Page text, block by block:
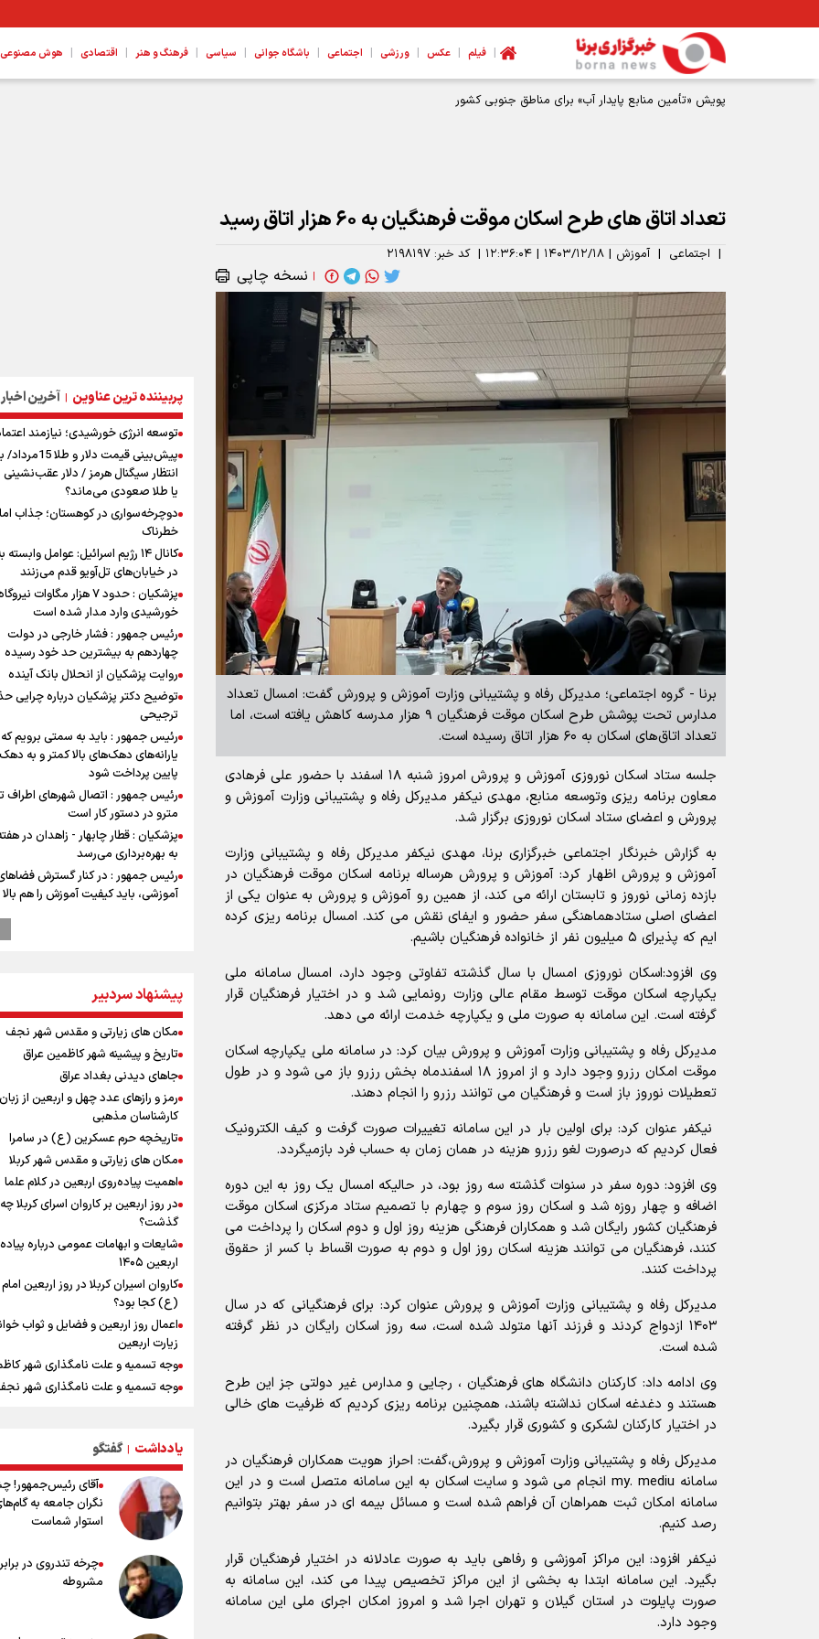
| فیلم | عکس | ورزشی | اجتماعی | باشگاه جوانی | سیاسی | فرهنگ و هنر | اقتصادی | هوش مصنوعی،
تعداد اتاق های طرح اسکان موقت فرهنگیان به ۶۰ هزار اتاق رسید
| اجتماعی | آموزش | ۱۴۰۳/۱۲/۱۸ | ۱۲:۳۶:۰۴ | کد خبر: ۲۱۹۸۱۹۷
| نسخه چاپی
برنا - گروه اجتماعی؛ مدیرکل رفاه و پشتیبانی وزارت آموزش و پرورش گفت: امسال تعداد
مدارس تحت پوشش طرح اسکان موقت فرهنگیان ۹ هزار مدرسه کاهش یافته است، اما
تعداد اتاق‌های اسکان به ۶۰ هزار اتاق رسیده است.
جلسه ستاد اسکان نوروزی آموزش و پرورش امروز شنبه ۱۸ اسفند با حضور علی فرهادی
معاون برنامه ریزی وتوسعه منابع، مهدی نیکفر مدیرکل رفاه و پشتیبانی وزارت آموزش و
پرورش و اعضای ستاد اسکان نوروزی برگزار شد.
به گزارش خبرنگار اجتماعی خبرگزاری برنا، مهدی نیکفر مدیرکل رفاه و پشتیبانی وزارت
آموزش و پرورش اظهار کرد: آموزش و پرورش هرساله برنامه اسکان موقت فرهنگیان در
بازده زمانی نوروز و تابستان ارائه می کند، از همین رو آموزش و پرورش به عنوان یکی از
اعضای اصلی ستادهماهنگی سفر حضور و ایفای نقش می کند. امسال برنامه ریزی کرده
ایم که پذیرای ۵ میلیون نفر از خانواده فرهنگیان باشیم.
وی افزود:اسکان نوروزی امسال با سال گذشته تفاوتی وجود دارد، امسال سامانه ملی
یکپارچه اسکان موقت توسط مقام عالی وزارت رونمایی شد و در اختیار فرهنگیان قرار
گرفته است. این سامانه به صورت ملی و یکپارچه خدمت ارائه می دهد.
مدیرکل رفاه و پشتیبانی وزارت آموزش و پرورش بیان کرد: در سامانه ملی یکپارچه اسکان
موقت امکان رزرو وجود دارد و از امروز ۱۸ اسفندماه بخش رزرو باز می شود و در طول
تعطیلات نوروز باز است و فرهنگیان می توانند رزرو را انجام دهند.
نیکفر عنوان کرد: برای اولین بار در این سامانه تغییرات صورت گرفت و کیف الکترونیک
فعال کردیم که درصورت لغو رزرو هزینه در همان زمان به حساب فرد بازمیگردد.
وی افزود: دوره سفر در سنوات گذشته سه روز بود، در حالیکه امسال یک روز به این دوره
اضافه و چهار روزه شد و اسکان روز سوم و چهارم با تصمیم ستاد مرکزی اسکان موقت
فرهنگیان کشور رایگان شد و همکاران فرهنگی هزینه روز اول و دوم اسکان را پرداخت می
کنند، فرهنگیان می توانند هزینه اسکان روز اول و دوم به صورت اقساط با کسر از حقوق
پرداخت کنند.
مدیرکل رفاه و پشتیبانی وزارت آموزش و پرورش عنوان کرد: برای فرهنگیانی که در سال
۱۴۰۳ ازدواج کردند و فرزند آنها متولد شده است، سه روز اسکان رایگان در نظر گرفته
شده است.
وی ادامه داد: کارکنان دانشگاه های فرهنگیان ، رجایی و مدارس غیر دولتی جز این طرح
هستند و دغدغه اسکان نداشته باشند، همچنین برنامه ریزی کردیم که ظرفیت های خالی
در اختیار کارکنان لشکری و کشوری قرار بگیرد.
مدیرکل رفاه و پشتیبانی وزارت آموزش و پرورش،گفت: احراز هویت همکاران فرهنگیان در
سامانه my. mediu انجام می شود و سایت اسکان به این سامانه متصل است و در این
سامانه امکان ثبت همراهان آن فراهم شده است و مسائل بیمه ای در سفر بهتر بتوانیم
رصد کنیم.
نیکفر افزود: این مراکز آموزشی و رفاهی باید به صورت عادلانه در اختیار فرهنگیان قرار
بگیرد. این سامانه ابتدا به بخشی از این مراکز تخصیص پیدا می کند، این سامانه به
صورت پایلوت در استان گیلان و تهران اجرا شد و امروز امکان اجرای ملی این سامانه
وجود دارد.
پربیننده ترین عناوین | آخرین اخبار
توسعه انرژی خورشیدی؛ نیازمند
پیش‌بینی قیمت دلار و
انتظار سیگنال هرمز / دلار
یا طلا صعودی می‌ماند؟
دوچرخه‌سواری در کوهستان؛ جذاب
خطرناک
کانال ۱۴ رژیم اسرائیل: عوامل
در خیابان‌های تل‌آویو قدم می‌زنند
پزشکیان : حدود ۷ هزار مگاوات
خورشیدی وارد مدار شده است
رئیس جمهور : فشار خارجی در دولت
چهاردهم به بیشترین حد خود رسیده
روایت پزشکیان از انحلال بانک آینده
توضیح دکتر پزشکیان درباره چرایی
ترجیحی
رئیس جمهور : باید به سمتی برویم که
یارانه‌های دهک‌های بالا کمتر و به
پایین پرداخت شود
رئیس جمهور : اتصال شهرهای اطراف
مترو در دستور کار است
پزشکیان : قطار چابهار - زاهدان در
به بهره‌برداری می‌رسد
رئیس جمهور : در کنار گسترش
آموزشی، باید کیفیت آموزش را هم بالا
پزشکیان: رهبر شهید سرمایه و
امضا شد
گزارشی از ورود وزیر ورزش و جوانان
باکو برای امضای سند برنامه اجرایی
آذربایجانی
عماد احمدوند : نسخه نانویی برای
بحران منابع آبی کشور
رهبر شهید انقلاب: ادّعاهای دروغین
آمریکایی‌ها باید افشا شود
یحیی سریع: در عملیاتی گسترده
نظامی وابسته به عربستان را هدف
مستمری مددجویان کفاف زندگی را
/ حمایت از ۱۹هزار زن‌ سرپرست خانوار
در مرزهای شلمچه و چذابه ثبت شد /
نجف تا کربلا
امیررضا غلامی، ملی پوش تکواندو :
روی مسابقات پاکستان است نه بازی
آسیایی
جابجایی مرکز ثقل اقتصاد جهان
فرصت طلایی برای اقتصاد ایران
ونس: ایرانی‌ها مذاکره‌کنندگان
هستند
وقتی از وفاق صحبت می‌کنم، منظورم
هستند/ مسیر اصلاحات آغاز شده و
نخواهد شد
پیشنهاد سردبیر
مکان های زیارتی و مقدس شهر نجف
تاریخ و پیشینه شهر کاظمین عراق
جاهای دیدنی بغداد عراق
رمز و رازهای عدد چهل و اربعین از زبان
کارشناسان مذهبی
تاریخچه حرم عسکرین (ع) در سامرا
مکان های زیارتی و مقدس شهر کربلا
اهمیت پیاده‌روی اربعین در کلام علما
در روز اربعین بر کاروان اسرای کربلا چه
گذشت؟
شایعات و ابهامات عمومی درباره
اربعین ۱۴۰۵
کاروان اسیران کربلا در روز اربعین
(ع) کجا بود؟
اعمال روز اربعین و فضایل و ثواب
زیارت اربعین
وجه تسمیه و علت نامگذاری شهر
وجه تسمیه و علت نامگذاری شهر
وجه تسمیه و علت نامگذاری شهر
وجه تسمیه و علت نامگذاری شهر کربلا
بهترین موکب‌های ایرانی در پیاده
۱۴۰۵
توصیه هایی مهم برای پیچ خوردگی پا
پیاده روی اربعین
خطرات پیاده روی اربعین/ ۷
سفری ایمن و معنوی
۲۰ نکته دوستانه درباره پیاده روی
عراقی ها
یادداشت | گفتگو
آقای رئیس‌جمهور!
نگران جامعه به
استوار شماست
چرخه تندروی در
مشروطه